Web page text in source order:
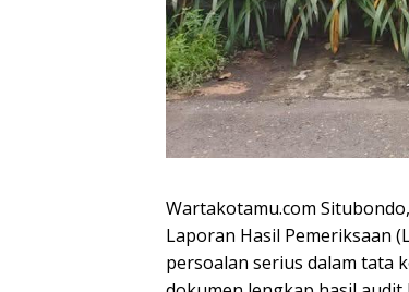
Wartakotamu.com
Laporan Hasil Pemeriksaan
persoalan serius dalam tata